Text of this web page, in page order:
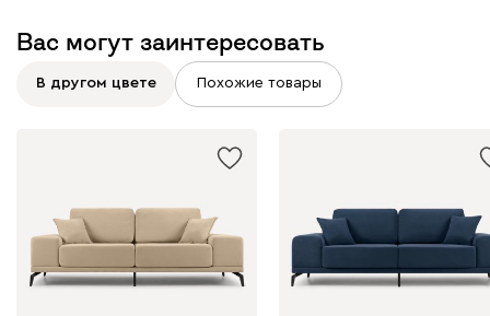
Вас могут заинтересовать
В другом цвете Похожие товары